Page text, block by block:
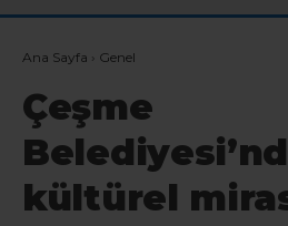
Ana Sayfa › Genel
Çeşme
kültürel